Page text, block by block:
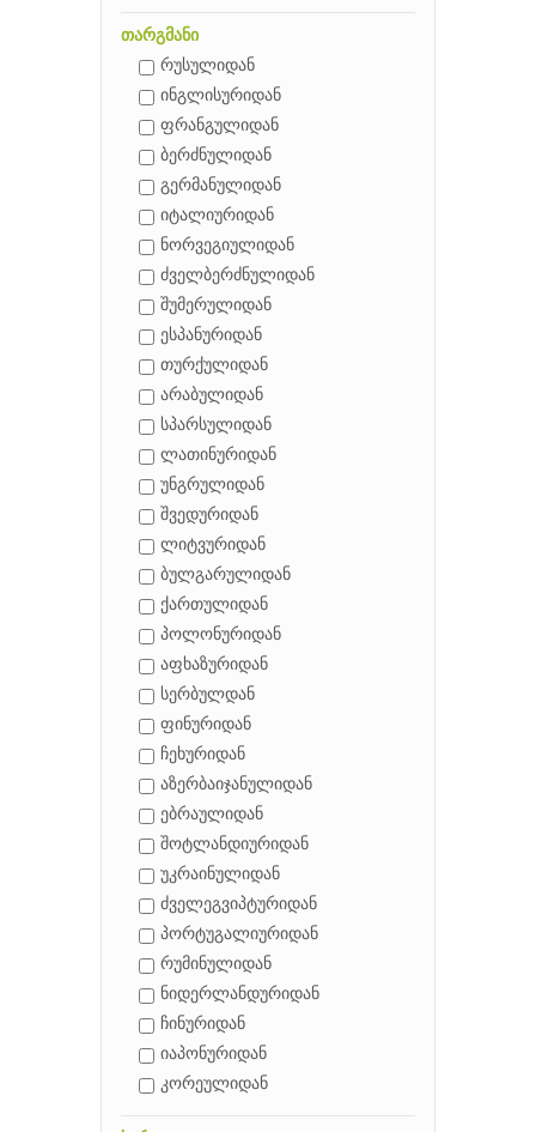
თარგმანი
რუსულიდან
ინგლისურიდან
ფრანგულიდან
ბერძნულიდან
გერმანულიდან
იტალიურიდან
ნორვეგიულიდან
ძველბერძნულიდან
შუმერულიდან
ესპანურიდან
თურქულიდან
არაბულიდან
სპარსულიდან
ლათინურიდან
უნგრულიდან
შვედურიდან
ლიტვურიდან
ბულგარულიდან
ქართულიდან
პოლონურიდან
აფხაზურიდან
სერბულდან
ფინურიდან
ჩეხურიდან
აზერბაიჯანულიდან
ებრაულიდან
შოტლანდიურიდან
უკრაინულიდან
ძველეგვიპტურიდან
პორტუგალიურიდან
რუმინულიდან
ნიდერლანდურიდან
ჩინურიდან
იაპონურიდან
კორეულიდან